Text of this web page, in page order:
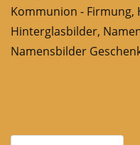
Kommunion - Firmung,
Hinterglasbilder,
Namensbilder